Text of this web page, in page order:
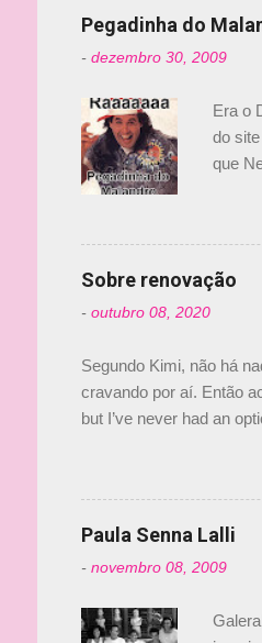
t
á
r
i
o
s
Pegadinha do
- dezembro 30, 2009
Era o
do
que
Sobre renovação
- outubro 08, 2020
Segundo Kimi, não há
cravando por aí. Então
but I’ve never had an
falando sobre o fato do
@RGrosjean !
Paula Senna Lalli
- novembro 08, 2009